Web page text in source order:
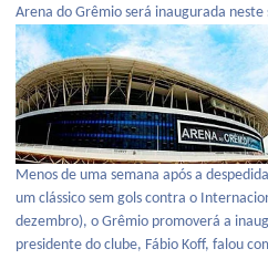
Arena do Grêmio será inaugurada
Menos de uma semana após a
um clássico sem gols contra o
dezembro), o Grêmio promoverá a
presidente do clube, Fábio Koff, falou